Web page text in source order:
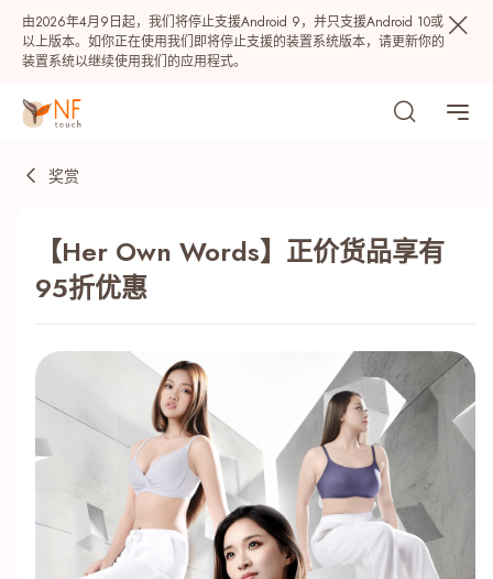
由2026年4月9日起，我们将停止支援Android 9，并只支援Android 10或
以上版本。如你正在使用我们即将停止支援的装置系统版本，请更新你的
装置系统以继续使用我们的应用程式。
NF 种籽 NF Points 奖赏
最近搜寻纪录
奖赏
【Her Own Words】正价货品享有
95折优惠